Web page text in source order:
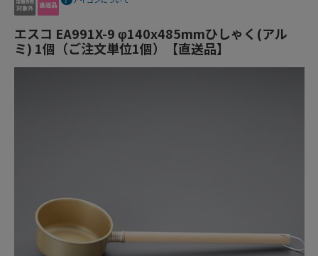
エスコ EA991X-9 φ140x485mmひしゃく(アル
ミ) 1個（ご注文単位1個）【直送品】